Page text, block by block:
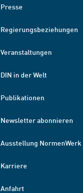
Presse
Regierungsbeziehungen
Veranstaltungen
DIN in der Welt
Publikationen
Newsletter abonnieren
Ausstellung NormenWerk
Karriere
Anfahrt